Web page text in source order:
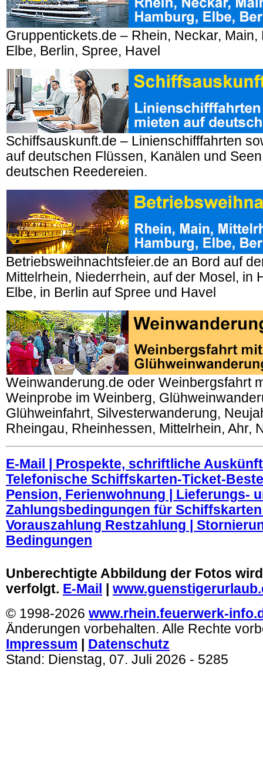
Gruppentickets.de – Rhein, Neckar, Main,
Elbe, Berlin, Spree, Havel
Schiffsauskunft.de – Linienschifffahrten
auf deutschen Flüssen, Kanälen und
deutschen Reedereien.
Betriebsweihnachtsfeier.de an Bord auf
Mittelrhein, Niederrhein, auf der Mosel, in
Elbe, in Berlin auf Spree und Havel
Weinwanderung.de oder Weinbergsfahrt
Weinprobe im Weinberg,
Glühweinfahrt, Silvesterwanderung,
Rheingau, Rheinhessen, Mittelrhein, Ahr,
E-Mail | Prospekte, schriftliche
Telefonische Schiffskarten-Ticket-
Pension, Ferienwohnung | Lieferungs-
Zahlungsbedingungen für
Vorauszahlung Restzahlung |
Bedingungen
Unberechtigte Abbildung der Fotos
verfolgt. E-Mail
© 1998-2026 www.rhein.feuerwerk-
Änderungen vorbehalten. Alle Rechte
Impressum
Datenschutz
Stand: Dienstag, 07. Juli 2026 - 5285